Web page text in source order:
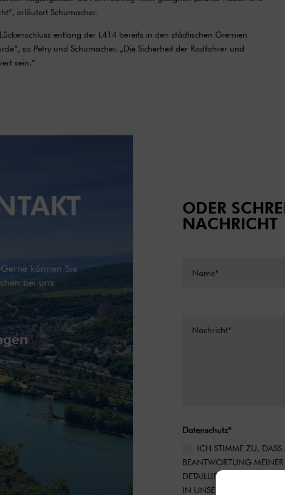
erläutert Schumacher.
entlang der L414 bereits in den städtischen Gremien
so Petry und Schumacher. „Die Sicherheit der Radfahrer und
sein.“
können Sie
bei uns
ODER
NACHRICHT
Datenschutz*
ICH STIMME ZU,
BEANTWORTUNG
DETAILLIERTE
IN UNSERER